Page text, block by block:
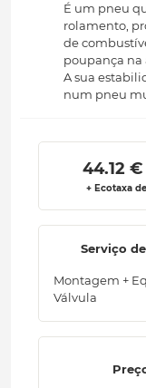
É um pneu
rolamento,
de
poupança na
A sua
num pneu
44.12
+ Ecotaxa
Serviço
Montagem +
Válvula